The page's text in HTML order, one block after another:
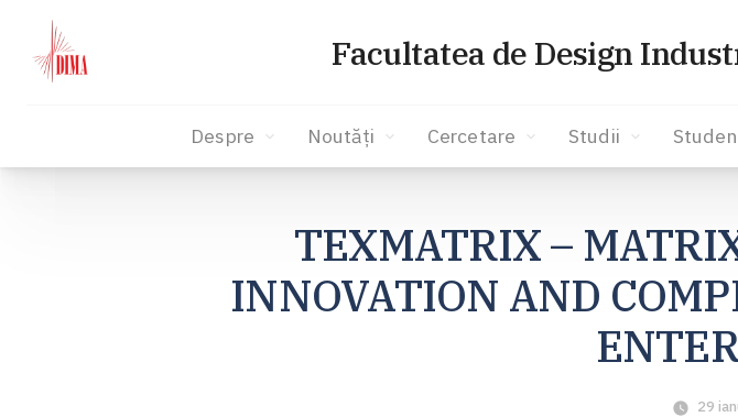
Facultatea de Design
Despre Noutăți Cercetare Studii
TEXMATRIX –
INNOVATION AND
29